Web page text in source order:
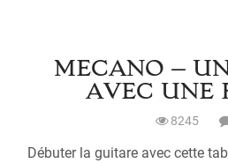
MECANO –
AVEC UNE
8245
Débuter la guitare avec cette